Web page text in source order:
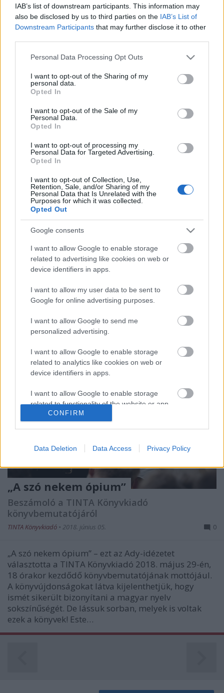
IAB’s list of downstream participants. This information may
also be disclosed by us to third parties on the IAB’s List of
Downstream Participants that may further disclose it to other
Please note that this website/app uses one or more Google
not limited to your visit or usage behaviour. You may click to
grant or deny consent to Google and its third-party tags to
use your data for below specified purposes in below Google
consent section.
Personal Data Processing Opt Outs
I want to opt-out of the Sharing of my
personal data.
Opted In
I want to opt-out of the Sale of my
Personal Data.
Opted In
I want to opt-out of processing my
Personal Data for Targeted Advertising.
Opted In
I want to opt-out of Collection, Use,
Retention, Sale, and/or Sharing of my
Personal Data that Is Unrelated with the
Purposes for which it was collected.
Opted Out
Google consents
I want to allow Google to enable storage
related to advertising like cookies on web or
device identifiers in apps.
I want to allow my user data to be sent to
Google for online advertising purposes.
I want to allow Google to send me
personalized advertising.
I want to allow Google to enable storage
related to analytics like cookies on web or
device identifiers in apps.
I want to allow Google to enable storage
related to functionality of the website or app.
I want to allow Google to enable storage
related to security, including authentication
functionality and fraud prevention, and other
user protection.
CONFIRM
Data Deletion Data Access Privacy Policy
Siena és a Palio
TINTA Könyvkiadó•2018. november 27.
Siena, ez a középkori kisváros egy igazi gyöngyszem
Toszkána szívében. Keletkezéséről legendák szólnak.
Az egyik közülük Róma alapításához (i. e. 753)
kapcsolódik, Romulus és Remus ikerpár
mondájának köszönhetően, akiket anyjuk helyett egy
„A szó nekem ópium”
Beszámoló a TINTA Könyvkiadó
könyvbemutatójáról
TINTA Könyvkiadó • 2018. június 05. 0
„A szó nekem ópium” – ezt az Ady-idézetet
választotta a TINTA Könyvkiadó 2018. május 29-én,
18 órakor kezdődő könyvbemutatójának mottójául.
A könyvújdonságokat látva kijelenthetjük, hogy
ismét sikerült bizonyítani a magyar nyelv
sokszínűségét. De lássuk sorban, melyek is voltak
ezek a könyvek! Este…